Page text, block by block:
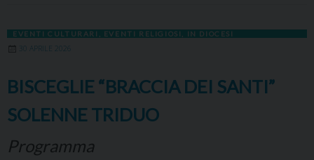
EVENTI CULTURARI EVENTI RELIGIOSI IN DIOCESI
30 APRILE 2026
BISCEGLIE “BRACCIA DEI SANTI”
SOLENNE TRIDUO
Programma